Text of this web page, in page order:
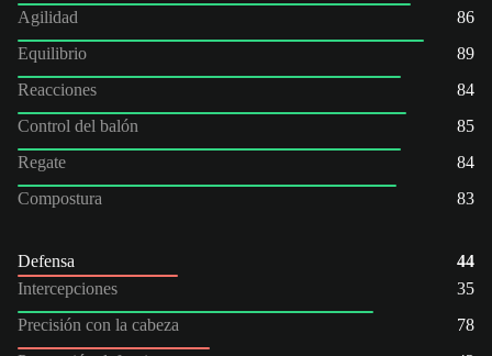
Agilidad
86
Equilibrio
89
Reacciones
84
Control del balón
85
Regate
84
Compostura
83
Defensa
44
Intercepciones
35
Precisión con la cabeza
78